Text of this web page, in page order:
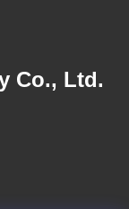
Co., Ltd.